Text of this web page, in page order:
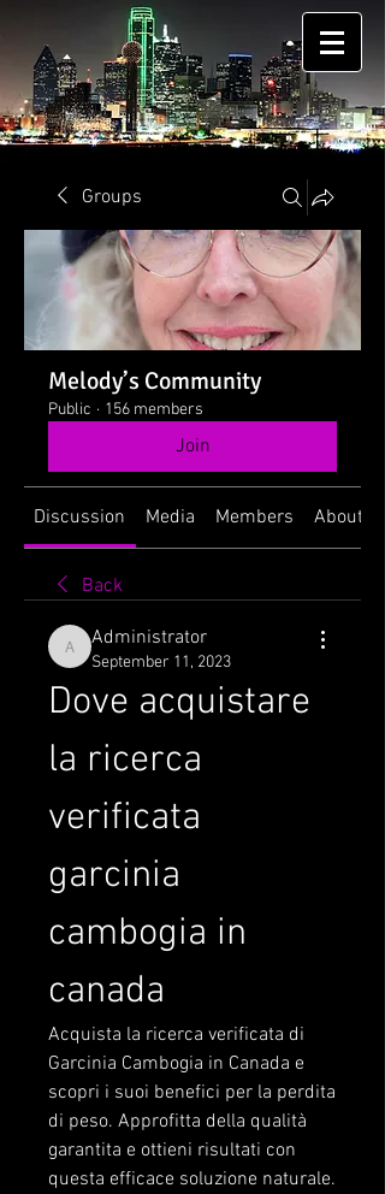
Groups
Melody’s Community
Public · 156 members
Join
Discussion Media Members About
Back
Administrator
Administrator
September 11, 2023
Dove acquistare
la ricerca
verificata
garcinia
cambogia in
canada
Acquista la ricerca verificata di
Garcinia Cambogia in Canada e
scopri i suoi benefici per la perdita
di peso. Approfitta della qualità
garantita e ottieni risultati con
questa efficace soluzione naturale.